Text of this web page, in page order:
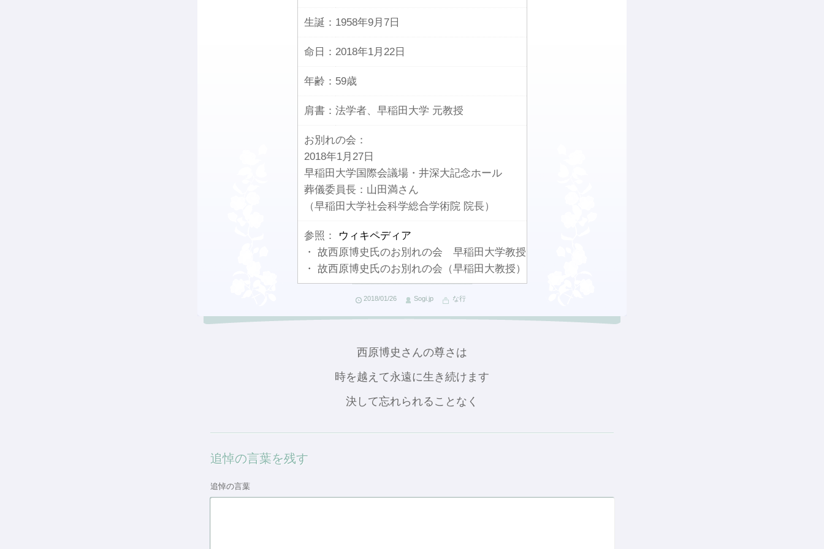
生誕： 1958年9月7日
命日： 2018年1月22日
年齢： 59歳
肩書： 法学者、早稲田大学 元教授
お別れの会：
2018年1月27日
早稲田大学国際会議場・井深大記念ホール
葬儀委員長：山田満さん
（早稲田大学社会科学総合学術院 院長）
参照：
ウィキペディア
・ 故西原博史氏のお別れの会 早稲田大学教授
・ 故西原博史氏のお別れの会（早稲田大教授）
2018/01/26 Sogi.jp な行
西原博史さんの尊さは
時を越えて永遠に生き続けます
決して忘れられることなく
追悼の言葉を残す
追悼の言葉